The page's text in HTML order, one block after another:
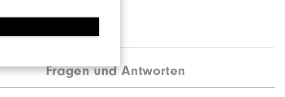
Fragen und Antworten